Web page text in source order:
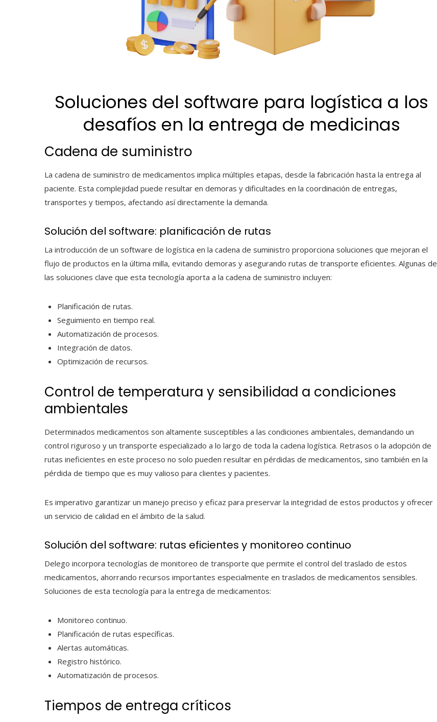
Soluciones del software para logística a los
desafíos en la entrega de medicinas
Cadena de suministro
La cadena de suministro de medicamentos implica múltiples etapas, desde la fabricación hasta la entrega al
paciente. Esta complejidad puede resultar en demoras y dificultades en la coordinación de entregas,
transportes y tiempos, afectando así directamente la demanda.
Solución del software: planificación de rutas
La introducción de un software de logística en la cadena de suministro proporciona soluciones que mejoran el
flujo de productos en la última milla, evitando demoras y asegurando rutas de transporte eficientes. Algunas de
las soluciones clave que esta tecnología aporta a la cadena de suministro incluyen:
Planificación de rutas.
Seguimiento en tiempo real.
Automatización de procesos.
Integración de datos.
Optimización de recursos.
Control de temperatura y sensibilidad a condiciones
ambientales
Determinados medicamentos son altamente susceptibles a las condiciones ambientales, demandando un
control riguroso y un transporte especializado a lo largo de toda la cadena logística. Retrasos o la adopción de
rutas ineficientes en este proceso no solo pueden resultar en pérdidas de medicamentos, sino también en la
pérdida de tiempo que es muy valioso para clientes y pacientes.
Es imperativo garantizar un manejo preciso y eficaz para preservar la integridad de estos productos y ofrecer
un servicio de calidad en el ámbito de la salud.
Solución del software: rutas eficientes y monitoreo continuo
Delego incorpora tecnologías de monitoreo de transporte que permite el control del traslado de estos
medicamentos, ahorrando recursos importantes especialmente en traslados de medicamentos sensibles.
Soluciones de esta tecnología para la entrega de medicamentos:
Monitoreo continuo.
Planificación de rutas específicas.
Alertas automáticas.
Registro histórico.
Automatización de procesos.
Tiempos de entrega críticos